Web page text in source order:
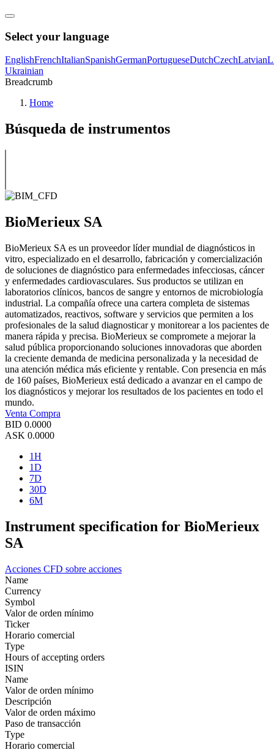
Select your language
EnglishFrenchItalianSpanishGermanPortugueseDutchCzechLatvian
Ukrainian
Breadcrumb
Home
Búsqueda de instrumentos
BioMerieux SA
BioMerieux SA es un proveedor líder mundial de diagnósticos in
vitro, especializado en el desarrollo, fabricación y comercialización
de soluciones de diagnóstico para enfermedades infecciosas, cáncer
y enfermedades cardiovasculares. Sus productos se utilizan en
laboratorios clínicos, bancos de sangre y entornos de microbiología
industrial. La compañía ofrece una cartera completa de sistemas
automatizados, reactivos, software y servicios que permiten a los
profesionales de la salud diagnosticar y monitorear a los pacientes de
manera rápida y precisa. BioMerieux se compromete a mejorar la
salud pública proporcionando soluciones innovadoras que aborden
la creciente demanda de medicina personalizada y la necesidad de
una atención médica más eficiente y rentable. Con presencia en más
de 160 países, BioMerieux está dedicado a avanzar en el campo de
los diagnósticos y mejorar los resultados de los pacientes en todo el
mundo.
Venta Compra
BID 0.0000
ASK 0.0000
1H
1D
7D
30D
6M
Instrument specification for BioMerieux
SA
Acciones CFD sobre acciones
Name
Currency
Symbol
Valor de orden mínimo
Ticker
Horario comercial
Type
Hours of accepting orders
ISIN
Name
Valor de orden mínimo
Descripción
Valor de orden máximo
Paso de transacción
Type
Horario comercial